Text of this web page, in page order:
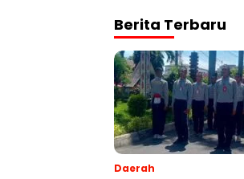
Berita Terbaru
Daerah